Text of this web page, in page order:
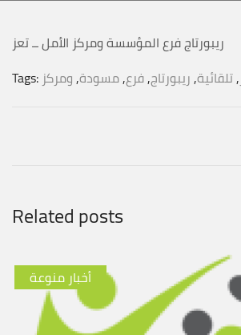
ريبورتاج فرع المؤسسة ومركز الأمل ــ تعز
Tags:
,تلقائية,ريبورتاج,فرع,مسودة,ومركز
Related posts
أخبار منوعة